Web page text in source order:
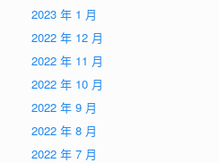
2023 年 1 月
2022 年 12 月
2022 年 11 月
2022 年 10 月
2022 年 9 月
2022 年 8 月
2022 年 7 月